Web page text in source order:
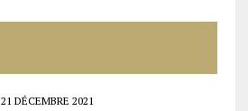
21 DÉCEMBRE 2021